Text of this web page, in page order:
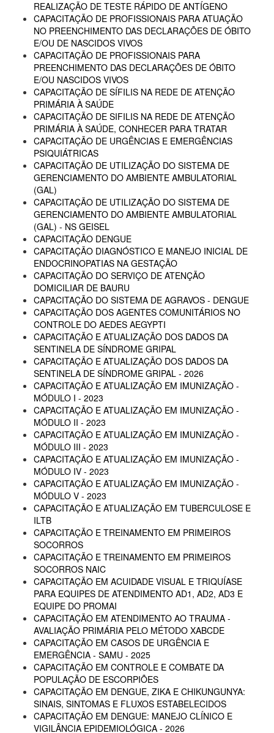
REALIZAÇÃO DE TESTE RÁPIDO DE ANTÍGENO
CAPACITAÇÃO DE PROFISSIONAIS PARA ATUAÇÃO
NO PREENCHIMENTO DAS DECLARAÇÕES DE ÓBITO
E/OU DE NASCIDOS VIVOS
CAPACITAÇÃO DE PROFISSIONAIS PARA
PREENCHIMENTO DAS DECLARAÇÕES DE ÓBITO
E/OU NASCIDOS VIVOS
CAPACITAÇÃO DE SÍFILIS NA REDE DE ATENÇÃO
PRIMÁRIA À SAÚDE
CAPACITAÇÃO DE SIFILIS NA REDE DE ATENÇÃO
PRIMÁRIA À SAÚDE, CONHECER PARA TRATAR
CAPACITAÇÃO DE URGÊNCIAS E EMERGÊNCIAS
PSIQUIÁTRICAS
CAPACITAÇÃO DE UTILIZAÇÃO DO SISTEMA DE
GERENCIAMENTO DO AMBIENTE AMBULATORIAL
(GAL)
CAPACITAÇÃO DE UTILIZAÇÃO DO SISTEMA DE
GERENCIAMENTO DO AMBIENTE AMBULATORIAL
(GAL) - NS GEISEL
CAPACITAÇÃO DENGUE
CAPACITAÇÃO DIAGNÓSTICO E MANEJO INICIAL DE
ENDOCRINOPATIAS NA GESTAÇÃO
CAPACITAÇÃO DO SERVIÇO DE ATENÇÃO
DOMICILIAR DE BAURU
CAPACITAÇÃO DO SISTEMA DE AGRAVOS - DENGUE
CAPACITAÇÃO DOS AGENTES COMUNITÁRIOS NO
CONTROLE DO AEDES AEGYPTI
CAPACITAÇÃO E ATUALIZAÇÃO DOS DADOS DA
SENTINELA DE SÍNDROME GRIPAL
CAPACITAÇÃO E ATUALIZAÇÃO DOS DADOS DA
SENTINELA DE SÍNDROME GRIPAL - 2026
CAPACITAÇÃO E ATUALIZAÇÃO EM IMUNIZAÇÃO -
MÓDULO I - 2023
CAPACITAÇÃO E ATUALIZAÇÃO EM IMUNIZAÇÃO -
MÓDULO II - 2023
CAPACITAÇÃO E ATUALIZAÇÃO EM IMUNIZAÇÃO -
MÓDULO III - 2023
CAPACITAÇÃO E ATUALIZAÇÃO EM IMUNIZAÇÃO -
MÓDULO IV - 2023
CAPACITAÇÃO E ATUALIZAÇÃO EM IMUNIZAÇÃO -
MÓDULO V - 2023
CAPACITAÇÃO E ATUALIZAÇÃO EM TUBERCULOSE E
ILTB
CAPACITAÇÃO E TREINAMENTO EM PRIMEIROS
SOCORROS
CAPACITAÇÃO E TREINAMENTO EM PRIMEIROS
SOCORROS NAIC
CAPACITAÇÃO EM ACUIDADE VISUAL E TRIQUÍASE
PARA EQUIPES DE ATENDIMENTO AD1, AD2, AD3 E
EQUIPE DO PROMAI
CAPACITAÇÃO EM ATENDIMENTO AO TRAUMA -
AVALIAÇÃO PRIMÁRIA PELO MÉTODO XABCDE
CAPACITAÇÃO EM CASOS DE URGÊNCIA E
EMERGÊNCIA - SAMU - 2025
CAPACITAÇÃO EM CONTROLE E COMBATE DA
POPULAÇÃO DE ESCORPIÕES
CAPACITAÇÃO EM DENGUE, ZIKA E CHIKUNGUNYA:
SINAIS, SINTOMAS E FLUXOS ESTABELECIDOS
CAPACITAÇÃO EM DENGUE: MANEJO CLÍNICO E
VIGILÂNCIA EPIDEMIOLÓGICA - 2026